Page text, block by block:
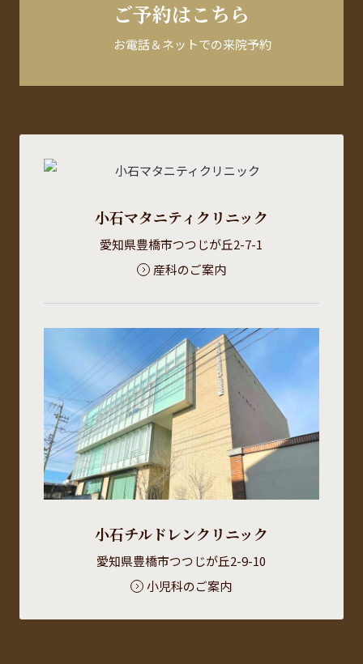
ご予約はこちら
お電話＆ネットでの来院予約
小石マタニティクリニック
愛知県豊橋市つつじが丘2-7-1
産科のご案内
小石チルドレンクリニック
愛知県豊橋市つつじが丘2-9-10
小児科のご案内